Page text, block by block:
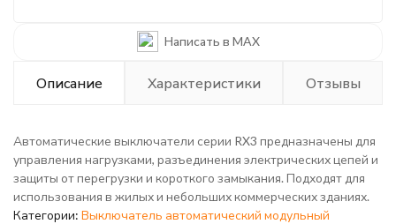
Написать в MAX
Описание Характеристики Отзывы
Автоматические выключатели серии RX3 предназначены для
управления нагрузками, разъединения электрических цепей и
защиты от перегрузки и короткого замыкания. Подходят для
использования в жилых и небольших коммерческих зданиях.
Категории: Выключатель автоматический модульный